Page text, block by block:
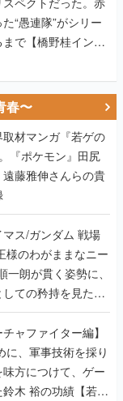
“愚連隊”がシリー
で【橋野桂インタ
春〜
材マンガ『若ゲの
『ポケモン』田尻
藤雅伸さんらの貴
/ガンダム 戦場
様のわがままなニー
朗が貫く姿勢に、
ての矜持を見た
】
ャファイター編】
に、軍事技術を採り
方につけて、ゲー
木 裕の功績【若ゲ